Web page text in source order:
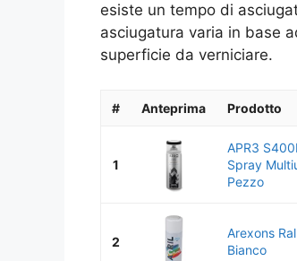
esiste un tempo di
asciugatura varia in base
superficie da verniciare.
# Anteprima Prodotto
1
APR3
Spray
Pezzo
2
Arexons
Bianco